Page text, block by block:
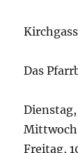
Das
Dienstag,
Freitag,